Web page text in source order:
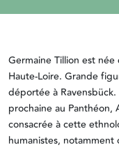
Germaine Tillion est
Haute-Loire. Grande
déportée à
prochaine au Panthéon,
consacrée à cette
humanistes,